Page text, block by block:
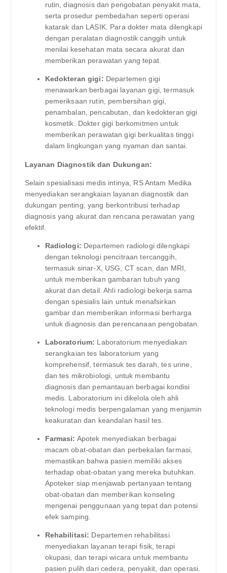
rutin, diagnosis dan pengobatan penyakit mata,
serta prosedur pembedahan seperti operasi
katarak dan LASIK. Para dokter mata dilengkapi
dengan peralatan diagnostik canggih untuk
menilai kesehatan mata secara akurat dan
memberikan perawatan yang tepat.
Kedokteran gigi: Departemen gigi
menawarkan berbagai layanan gigi, termasuk
pemeriksaan rutin, pembersihan gigi,
penambalan, pencabutan, dan kedokteran gigi
kosmetik. Dokter gigi berkomitmen untuk
memberikan perawatan gigi berkualitas tinggi
dalam lingkungan yang nyaman dan santai.
Layanan Diagnostik dan Dukungan:
Selain spesialisasi medis intinya, RS Antam Medika
menyediakan serangkaian layanan diagnostik dan
dukungan penting, yang berkontribusi terhadap
diagnosis yang akurat dan rencana perawatan yang
efektif.
Radiologi: Departemen radiologi dilengkapi
dengan teknologi pencitraan tercanggih,
termasuk sinar-X, USG, CT scan, dan MRI,
untuk memberikan gambaran tubuh yang
akurat dan detail. Ahli radiologi bekerja sama
dengan spesialis lain untuk menafsirkan
gambar dan memberikan informasi berharga
untuk diagnosis dan perencanaan pengobatan.
Laboratorium: Laboratorium menyediakan
serangkaian tes laboratorium yang
komprehensif, termasuk tes darah, tes urine,
dan tes mikrobiologi, untuk membantu
diagnosis dan pemantauan berbagai kondisi
medis. Laboratorium ini dikelola oleh ahli
teknologi medis berpengalaman yang menjamin
keakuratan dan keandalan hasil tes.
Farmasi: Apotek menyediakan berbagai
macam obat-obatan dan perbekalan farmasi,
memastikan bahwa pasien memiliki akses
terhadap obat-obatan yang mereka butuhkan.
Apoteker siap menjawab pertanyaan tentang
obat-obatan dan memberikan konseling
mengenai penggunaan yang tepat dan potensi
efek samping.
Rehabilitasi: Departemen rehabilitasi
menyediakan layanan terapi fisik, terapi
okupasi, dan terapi wicara untuk membantu
pasien pulih dari cedera, penyakit, dan operasi.